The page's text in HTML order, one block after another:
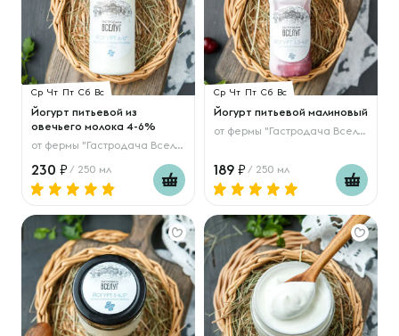
Ср Чт Пт Сб Вс
Йогурт питьевой из
овечьего молока 4-6%
от фермы "Гастродача Вселуг"
230 / 250 мл
Ср Чт Пт Сб Вс
Йогурт питьевой малиновый
от фермы "Гастродача Вселуг"
189 / 250 мл